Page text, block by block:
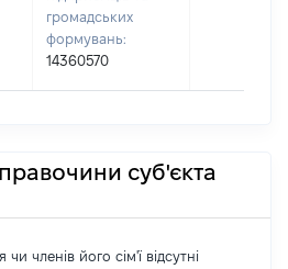
громадських
формувань:
14360570
суб'єкта
членів його сім'ї відсутні